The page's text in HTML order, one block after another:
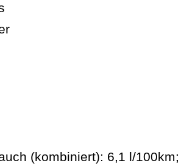
(kombiniert): 6,1 l/100km;